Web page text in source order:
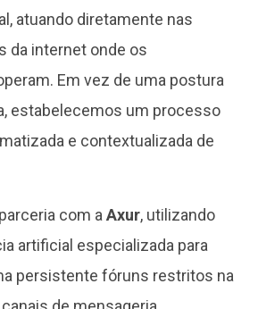
atuando diretamente nas
da internet onde os
Em vez de uma postura
estabelecemos um processo
e contextualizada de
com a Axur, utilizando
artificial especializada para
persistente fóruns restritos na